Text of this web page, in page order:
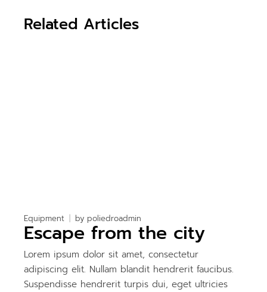
Related Articles
Equipment by poliedroadmin
Escape from the city
Lorem ipsum dolor sit amet, consectetur
adipiscing elit. Nullam blandit hendrerit faucibus.
Suspendisse hendrerit turpis dui, eget ultricies